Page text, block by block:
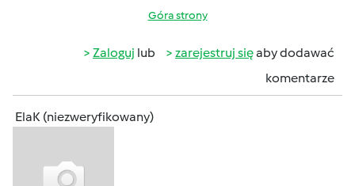
Góra strony
Zaloguj lub zarejestruj sięaby dodawać
komentarze
ElaK (niezweryfikowany)